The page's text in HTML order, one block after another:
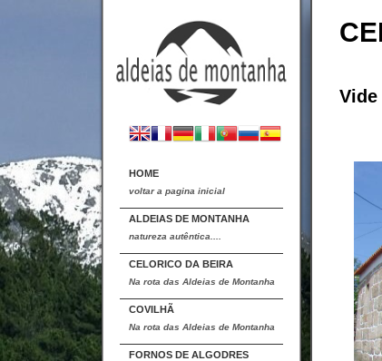
HOME
voltar a pagina inicial
ALDEIAS DE MONTANHA
natureza autêntica....
CELORICO DA BEIRA
Na rota das Aldeias de Montanha
COVILHÃ
Na rota das Aldeias de Montanha
FORNOS DE ALGODRES
Vide